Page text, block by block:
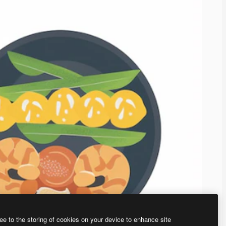
to the storing of cookies on your device to enhance site